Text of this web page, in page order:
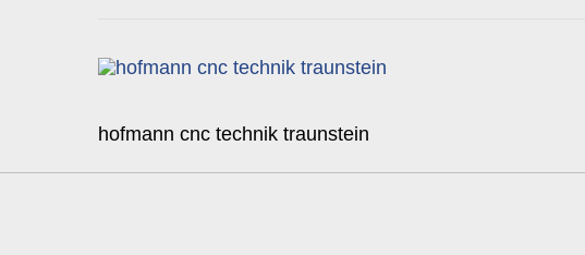
hofmann cnc technik traunstein